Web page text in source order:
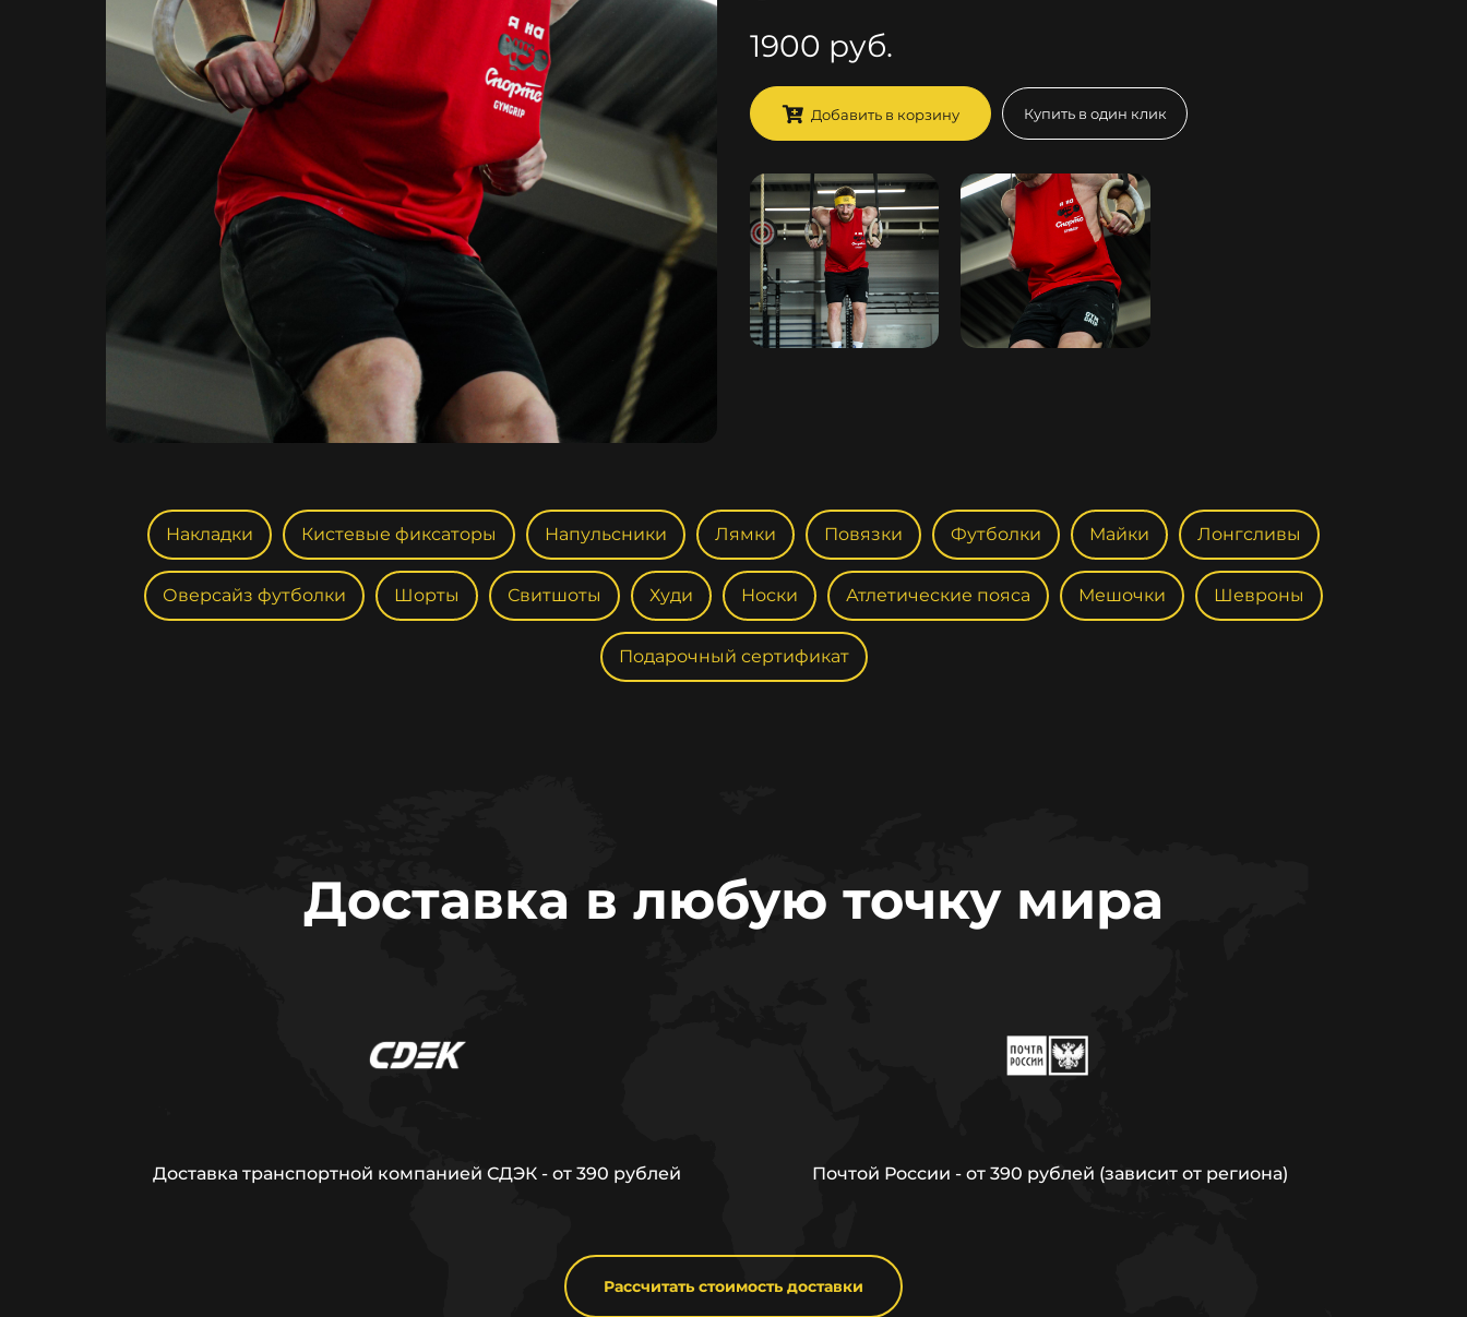
1900 руб.
Добавить в корзину Купить в один клик
Накладки Кистевые фиксаторы Напульсники Лямки Повязки Футболки Майки Лонгсливы
Оверсайз футболки Шорты Свитшоты Худи Носки Атлетические пояса Мешочки Шевроны
Подарочный сертификат
Доставка в любую точку мира
Доставка транспортной компанией СДЭК - от 390 рублей Почтой России - от 390 рублей (зависит от региона)
Рассчитать стоимость доставки